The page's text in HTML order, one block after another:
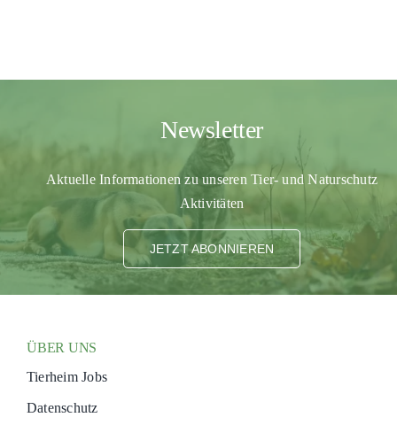
Newsletter
Aktuelle Informationen zu unseren Tier- und Naturschutz
Aktivitäten
JETZT ABONNIEREN
ÜBER UNS
Tierheim Jobs
Datenschutz